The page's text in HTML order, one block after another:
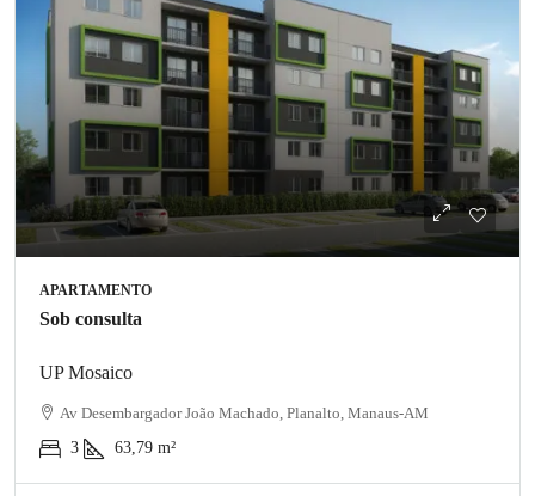
APARTAMENTO
Sob consulta
UP Mosaico
Av Desembargador João Machado, Planalto, Manaus-AM
3
63,79 m²